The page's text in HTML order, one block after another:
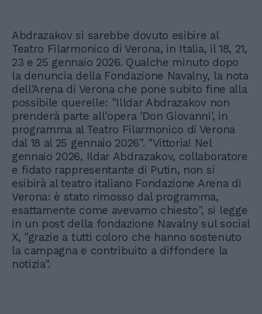
Abdrazakov si sarebbe dovuto esibire al
Teatro Filarmonico di Verona, in Italia, il 18, 21,
23 e 25 gennaio 2026. Qualche minuto dopo
la denuncia della Fondazione Navalny, la nota
dell'Arena di Verona che pone subito fine alla
possibile querelle: "Illdar Abdrazakov non
prenderà parte all'opera 'Don Giovanni', in
programma al Teatro Filarmonico di Verona
dal 18 al 25 gennaio 2026". "Vittoria! Nel
gennaio 2026, Ildar Abdrazakov, collaboratore
e fidato rappresentante di Putin, non si
esibirà al teatro italiano Fondazione Arena di
Verona: è stato rimosso dal programma,
esattamente come avevamo chiesto", si legge
in un post della fondazione Navalny sul social
X, "grazie a tutti coloro che hanno sostenuto
la campagna e contribuito a diffondere la
notizia".